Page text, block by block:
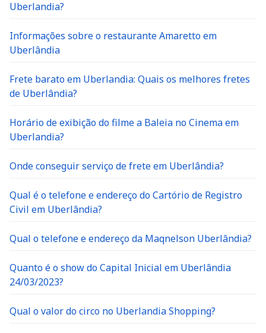
Uberlandia?
Informações sobre o restaurante Amaretto em
Uberlândia
Frete barato em Uberlandia: Quais os melhores fretes
de Uberlândia?
Horário de exibição do filme a Baleia no Cinema em
Uberlandia?
Onde conseguir serviço de frete em Uberlândia?
Qual é o telefone e endereço do Cartório de Registro
Civil em Uberlândia?
Qual o telefone e endereço da Maqnelson Uberlândia?
Quanto é o show do Capital Inicial em Uberlândia
24/03/2023?
Qual o valor do circo no Uberlandia Shopping?